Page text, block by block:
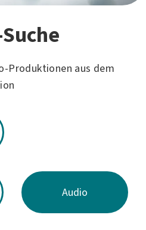
Produktionen aus dem
Audio